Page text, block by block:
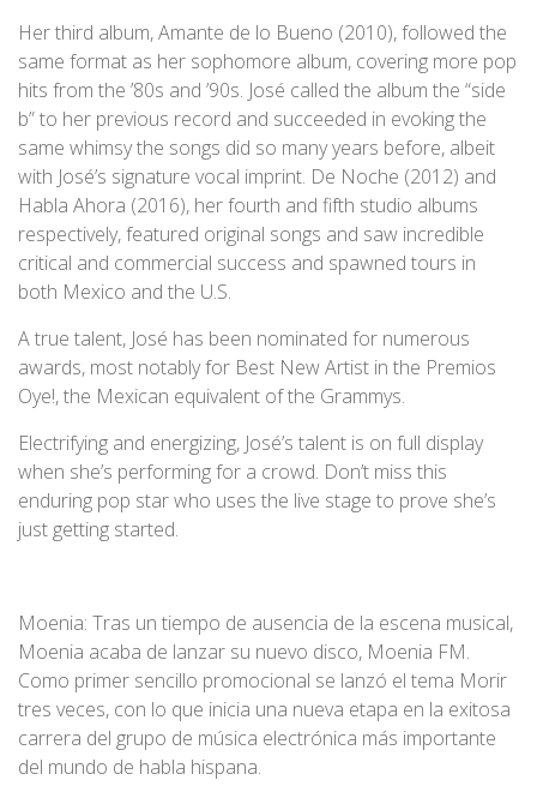
Her third album, Amante de lo Bueno (2010), followed the
same format as her sophomore album, covering more pop
hits from the ’80s and ’90s. José called the album the “side
b” to her previous record and succeeded in evoking the
same whimsy the songs did so many years before, albeit
with José’s signature vocal imprint. De Noche (2012) and
Habla Ahora (2016), her fourth and fifth studio albums
respectively, featured original songs and saw incredible
critical and commercial success and spawned tours in
both Mexico and the U.S.
A true talent, José has been nominated for numerous
awards, most notably for Best New Artist in the Premios
Oye!, the Mexican equivalent of the Grammys.
Electrifying and energizing, José’s talent is on full display
when she’s performing for a crowd. Don’t miss this
enduring pop star who uses the live stage to prove she’s
just getting started.
Moenia: Tras un tiempo de ausencia de la escena musical,
Moenia acaba de lanzar su nuevo disco, Moenia FM.
Como primer sencillo promocional se lanzó el tema Morir
tres veces, con lo que inicia una nueva etapa en la exitosa
carrera del grupo de música electrónica más importante
del mundo de habla hispana.